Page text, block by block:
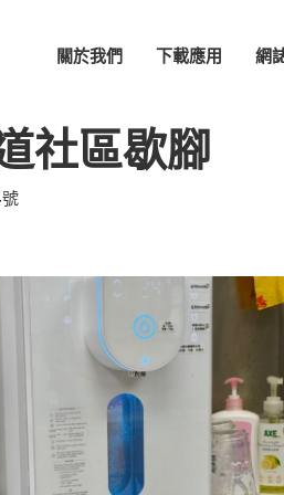
關於我們 下載應用 網
社區歇腳